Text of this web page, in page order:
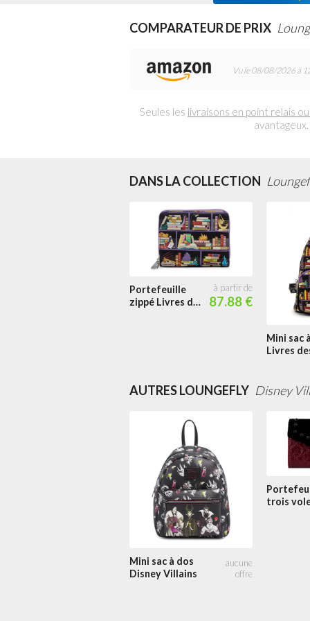
COMPARATEUR DE PRIX
Vu le 08/08/2026 à
Seules les livraisons en point relais
DANS LA COLLECTION
Portefeuille
zippé Livres des
87.88 €
Mini sac
Livres
AUTRES LOUNGEFLY Disney
Mini sac à dos
Disney Villains
trois